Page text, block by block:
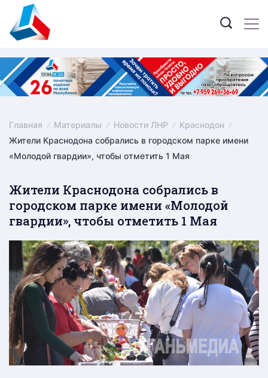
content
Главная Материалы Новости ЛНР
Краснодон
Жители Краснодона собрались в городском парке имени
«Молодой гвардии», чтобы отметить 1 Мая
Жители Краснодона собрались в
городском парке имени «Молодой
гвардии», чтобы отметить 1 Мая